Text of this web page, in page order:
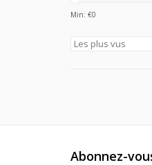
Min: €0
Abonnez-